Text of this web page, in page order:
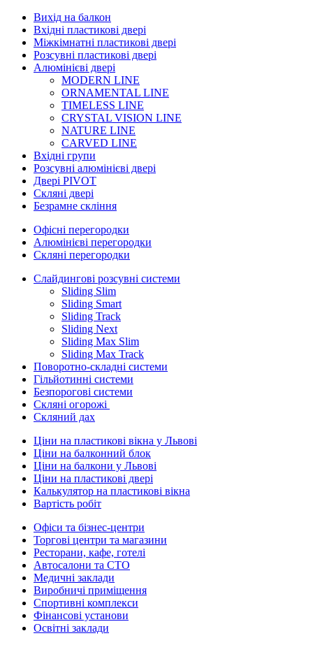
Вихід на балкон
Вхідні пластикові двері
Міжкімнатні пластикові двері
Розсувні пластикові двері
Алюмінієві двері
MODERN LINE
ORNAMENTAL LINE
TIMELESS LINE
CRYSTAL VISION LINE
NATURE LINE
CARVED LINE
Вхідні групи
Розсувні алюмінієві двері
Двері PIVOT
Скляні двері
Безрамне скління
Офісні перегородки
Алюмінієві перегородки
Скляні перегородки
Слайдингові розсувні системи
Sliding Slim
Sliding Smart
Sliding Track
Sliding Next
Sliding Max Slim
Sliding Max Track
Поворотно-складні системи
Гільйотинні системи
Безпорогові системи
Скляні огорожі
Скляний дах
Ціни на пластикові вікна у Львові
Ціни на балконний блок
Ціни на балкони у Львові
Ціни на пластикові двері
Калькулятор на пластикові вікна
Вартість робіт
Офіси та бізнес-центри
Торгові центри та магазини
Ресторани, кафе, готелі
Автосалони та СТО
Медичні заклади
Виробничі приміщення
Спортивні комплекси
Фінансові установи
Освітні заклади